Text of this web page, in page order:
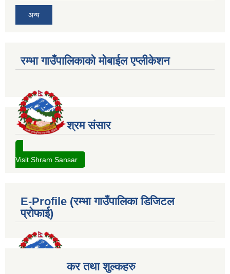
अन्य
रम्भा गाउँपालिकाको मोबाईल एप्लीकेशन
श्रम संसार
Visit Shram Sansar
E-Profile (रम्भा गाउँपालिका डिजिटल
प्रोफाई)
कर तथा शुल्कहरु